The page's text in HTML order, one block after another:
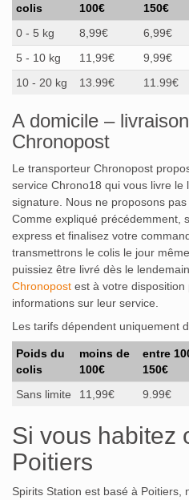
colis
100€
150€
0 - 5 kg
8,99€ 6,99€
5 - 10 kg
11,99€ 9,99€
10 - 20 kg
13.99€ 11.99€
A domicile –
Chronopost
Le transporteur Chronopost
service Chrono18 qui vous livre le
signature. Nous ne proposons
Comme expliqué précédemment,
express et finalisez votre
transmettrons le colis le jour
puissiez être livré dès le
Chronopost est à votre
informations sur leur service.
Les tarifs dépendent uniquement
Poids du
colis
moins de
100€
entre
150€
Sans limite
11,99€ 9.99€
Si vous habitez
Poitiers
Spirits Station est basé à Poitiers,